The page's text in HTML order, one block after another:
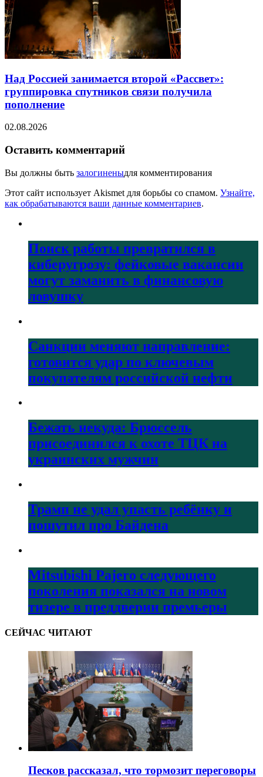
Над Россией занимается второй «Рассвет»:
группировка спутников связи получила
пополнение
02.08.2026
Оставить комментарий
Вы должны быть залогиненыдля комментирования
Этот сайт использует Akismet для борьбы со спамом. Узнайте,
как обрабатываются ваши данные комментариев.
Поиск работы превратился в
киберугрозу: фейковые вакансии
могут заманить в финансовую
ловушку
Санкции меняют направление:
готовится удар по ключевым
покупателям российской нефти
Бежать некуда: Брюссель
присоединился к охоте ТЦК на
украинских мужчин
Трамп не удал упасть ребёнку и
пошутил про Байдена
Mitsubishi Pajero следующего
поколения показался на новом
тизере в преддверии премьеры
СЕЙЧАС ЧИТАЮТ
Песков рассказал, что тормозит переговоры